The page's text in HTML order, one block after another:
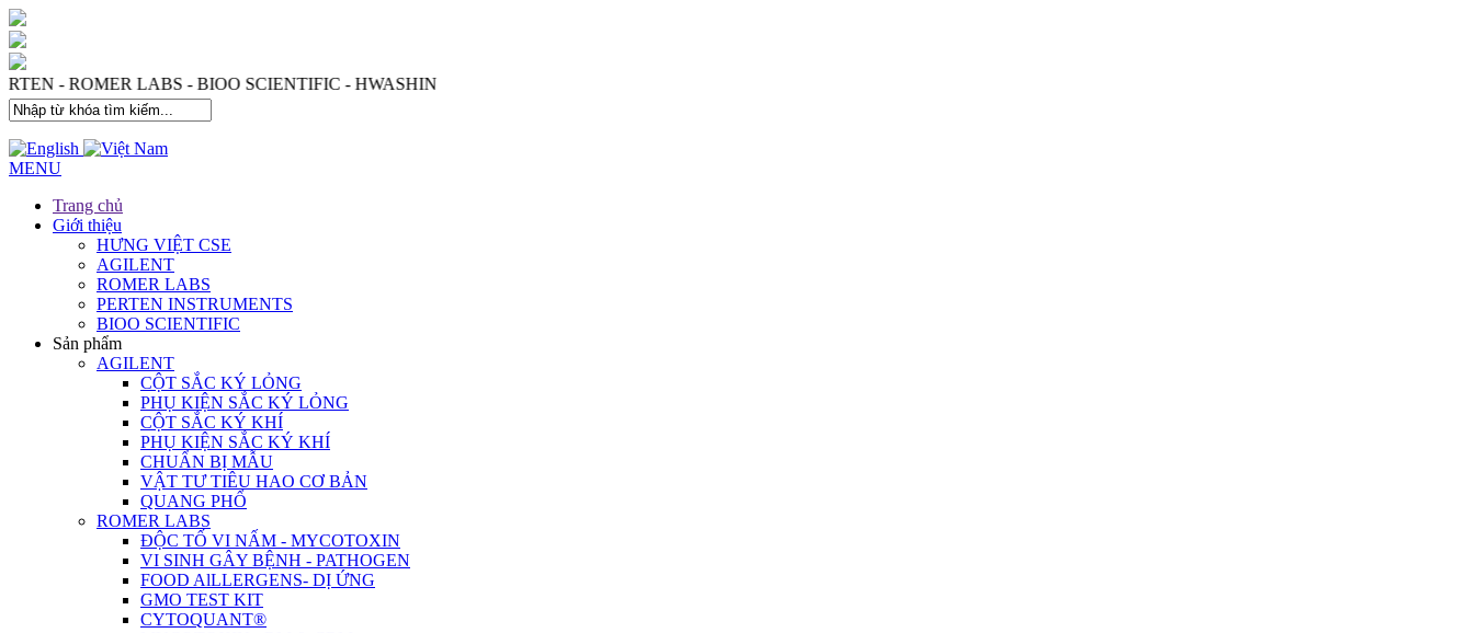
- PERTEN - ROMER LABS - BIOO SCIENTIFIC - HWASHIN
MENU
Trang chủ
Giới thiệu
HƯNG VIỆT CSE
AGILENT
ROMER LABS
PERTEN INSTRUMENTS
BIOO SCIENTIFIC
Sản phẩm
AGILENT
CỘT SẮC KÝ LỎNG
PHỤ KIỆN SẮC KÝ LỎNG
CỘT SẮC KÝ KHÍ
PHỤ KIỆN SẮC KÝ KHÍ
CHUẨN BỊ MẪU
VẬT TƯ TIÊU HAO CƠ BẢN
QUANG PHỔ
ROMER LABS
ĐỘC TỐ VI NẤM - MYCOTOXIN
VI SINH GÂY BỆNH - PATHOGEN
FOOD AlLLERGENS- DỊ ỨNG
GMO TEST KIT
CYTOQUANT®